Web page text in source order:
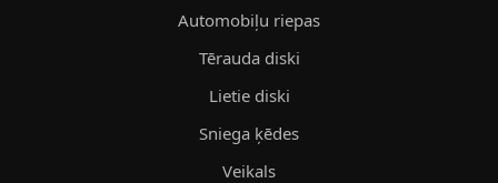
Automobiļu riepas
Tērauda diski
Lietie diski
Sniega ķēdes
Veikals